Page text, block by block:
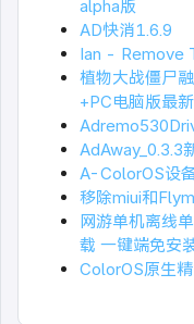
alpha版
AD快消1.6.9
Ian - Remove
植物大战僵尸
+PC电脑版最
AdAway_0.3.3
A-ColorOS设
移除miui和
网游单机离线
载 一键端免安
ColorOS原生